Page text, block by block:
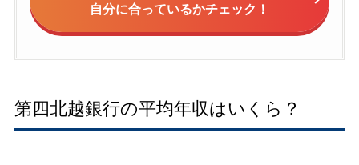
自分に合っているかチェック！
第四北越銀行の平均年収はいくら？